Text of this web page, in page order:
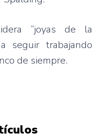
“joyas de la
seguir trabajando
de siempre.